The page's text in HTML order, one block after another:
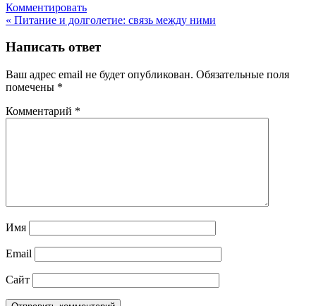
Комментировать
Навигация
по
« Питание и долголетие: связь между ними
Написать ответ
Ваш адрес email не будет опубликован. Обязательные поля
помечены *
Комментарий *
Имя
Email
Сайт